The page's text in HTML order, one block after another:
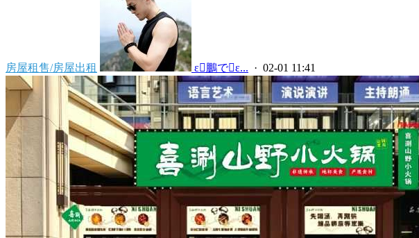
房屋租售/房屋出租  ε鵬でε... · 02-01 11:41